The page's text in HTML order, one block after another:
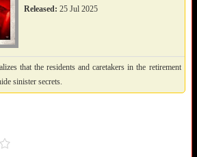
Released: 25 Jul 2025
that the residents and caretakers in the retirement
sinister secrets.